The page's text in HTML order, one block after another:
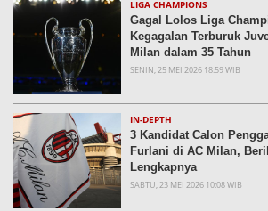
LIGA CHAMPIONS
Gagal Lolos Liga
Kegagalan Terburuk
Milan dalam 35 Tahun
SENIN, 25 MEI 2026 18:59 WIB
IN-DEPTH
3 Kandidat Calon
Furlani di AC Milan,
Lengkapnya
SABTU, 23 MEI 2026 10:08 WIB